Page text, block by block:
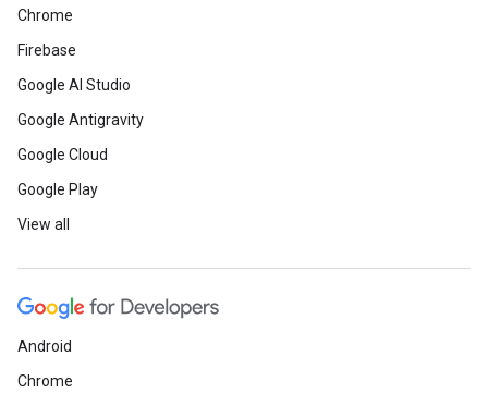
Chrome
Firebase
Google AI Studio
Google Antigravity
Google Cloud
Google Play
View all
Android
Chrome